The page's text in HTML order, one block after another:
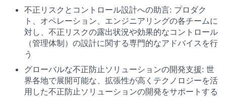
不正リスクとコントロール設計への助言: プロダク
ト、オペレーション、エンジニアリングの各チームに
対し、不正リスクの露出状況や効果的なコントロール
（管理体制）の設計に関する専門的なアドバイスを行
う
グローバルな不正防止ソリューションの開発支援: 世
界各地で展開可能な、拡張性が高くテクノロジーを活
用した不正防止ソリューションの開発をサポートする